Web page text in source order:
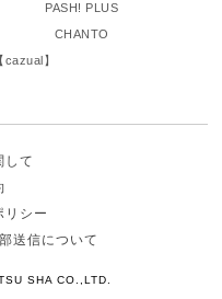
PASH! PLUS
CHANTO
cazual】
して
リシー
送信について
SHA CO.,LTD.